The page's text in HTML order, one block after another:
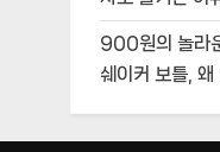
900원의 놀라
쉐이커 보틀,